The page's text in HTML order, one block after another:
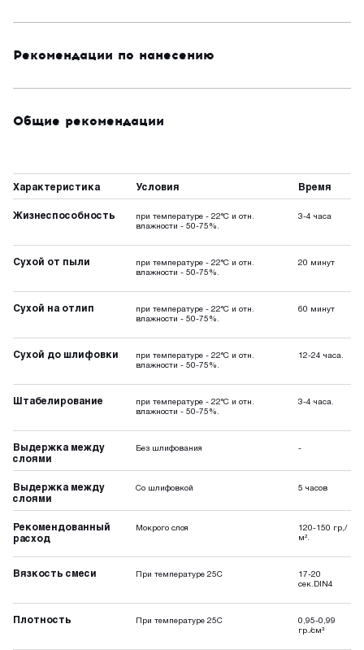
Рекомендации по нанесению
Общие рекомендации
Характеристика Условия Время
Жизнеспособность
при температуре - 22°C и отн.
влажности - 50-75%.
3-4 часа
Сухой от пыли
при температуре - 22°C и отн.
влажности - 50-75%.
20 минут
Сухой на отлип
при температуре - 22°C и отн.
влажности - 50-75%.
60 минут
Сухой до шлифовки
при температуре - 22°C и отн.
влажности - 50-75%.
12-24 часа.
Штабелирование
при температуре - 22°C и отн.
влажности - 50-75%.
3-4 часа.
Выдержка между
слоями
Без шлифования -
Выдержка между
слоями
Со шлифовкой 5 часов
Рекомендованный
расход
Мокрого слоя
120-150 гр,/
м².
Вязкость смеси При температуре 25С
17-20
сек.DIN4
Плотность При температуре 25С
0,95-0,99
гр./см³